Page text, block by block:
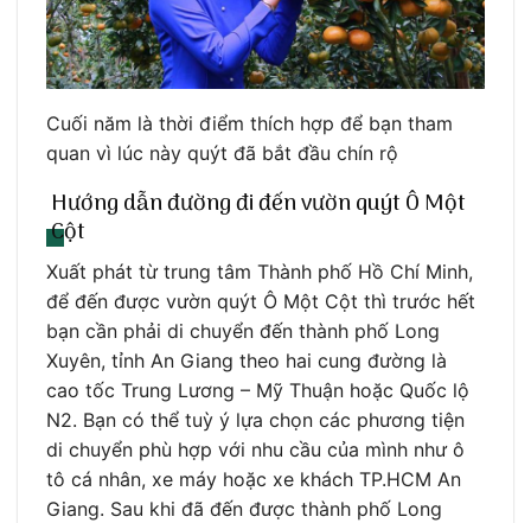
Cuối năm là thời điểm thích hợp để bạn tham
quan vì lúc này quýt đã bắt đầu chín rộ
Hướng dẫn đường đi đến vườn quýt Ô Một
Cột
Xuất phát từ trung tâm Thành phố Hồ Chí Minh,
để đến được vườn quýt Ô Một Cột thì trước hết
bạn cần phải di chuyển đến thành phố Long
Xuyên, tỉnh An Giang theo hai cung đường là
cao tốc Trung Lương – Mỹ Thuận hoặc Quốc lộ
N2. Bạn có thể tuỳ ý lựa chọn các phương tiện
di chuyển phù hợp với nhu cầu của mình như ô
tô cá nhân, xe máy hoặc xe khách TP.HCM An
Giang. Sau khi đã đến được thành phố Long